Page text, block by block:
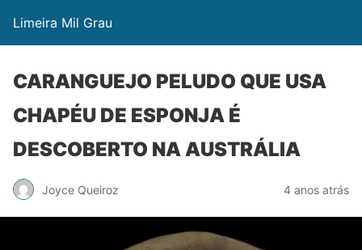
Limeira Mil Grau
CARANGUEJO PELUDO QUE USA
CHAPÉU DE ESPONJA É
DESCOBERTO NA AUSTRÁLIA
Joyce Queiroz 4 anos atrás